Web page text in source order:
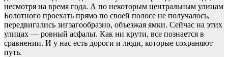
несмотря на время года. А по некоторым центральным улицам
Болотного проехать прямо по своей полосе не получалось,
передвигались зигзагообразно, объезжая ямки. Сейчас на этих
улицах — ровный асфальт. Как ни крути, все познается в
сравнении. И у нас есть дороги и люди, которые сохраняют
путь.